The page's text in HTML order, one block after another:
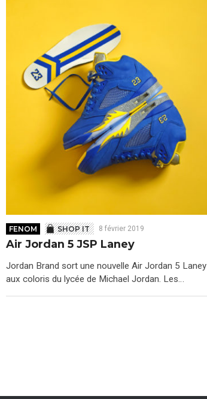
FENOM SHOP IT 8 février 2019
Air Jordan 5 JSP Laney
Jordan Brand sort une nouvelle Air Jordan 5 Laney
aux coloris du lycée de Michael Jordan. Les…